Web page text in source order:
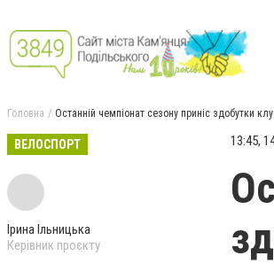
Головна Останній чемпіонат сезону приніс здобутки
ВЕЛОСПОРТ
Ірина Ільницька
Керівник проєкту
13:45,